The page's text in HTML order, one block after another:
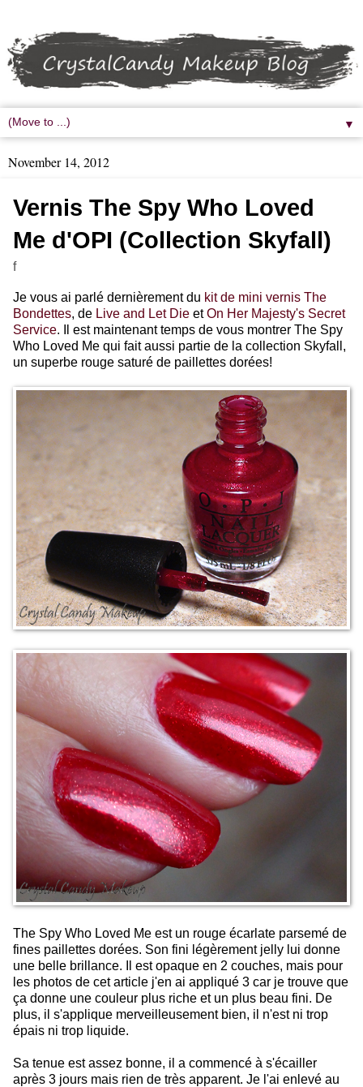
▼
November 14, 2012
Vernis The Spy Who Loved
Me d'OPI (Collection Skyfall)
f
Je vous ai parlé dernièrement du kit de mini vernis The
Bondettes, de Live and Let Die etOn Her Majesty's Secret
Service. Il est maintenant temps de vous montrer The Spy
Who Loved Me qui fait aussi partie de la collection Skyfall,
un superbe rouge saturé de paillettes dorées!
The Spy Who Loved Me est un rouge écarlate parsemé de
fines paillettes dorées. Son fini légèrement jelly lui donne
une belle brillance. Il est opaque en 2 couches, mais pour
les photos de cet article j'en ai appliqué 3 car je trouve que
ça donne une couleur plus riche et un plus beau fini. De
plus, il s'applique merveilleusement bien, il n'est ni trop
épais ni trop liquide.
Sa tenue est assez bonne, il a commencé à s'écailler
après 3 jours mais rien de très apparent. Je l'ai enlevé au